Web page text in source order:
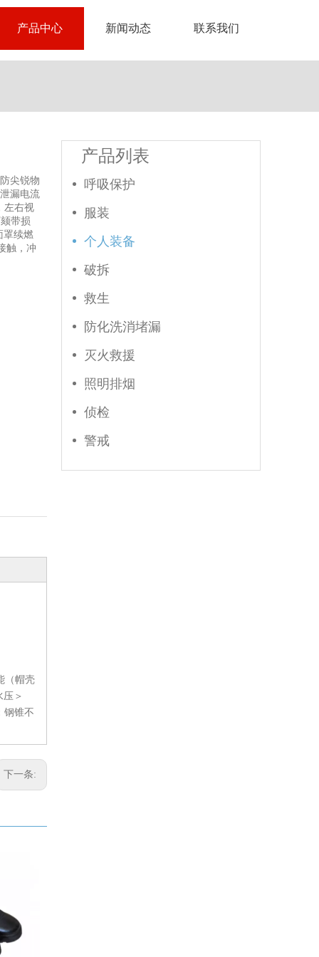
产品中心 新闻动态 联系我们
尖锐物
漏电流
左右视
带损
罩续燃
触，冲
（帽壳
＞
钢锥不
下一条:
产品列表
呼吸保护
服装
个人装备
破拆
救生
防化洗消堵漏
灭火救援
照明排烟
侦检
警戒